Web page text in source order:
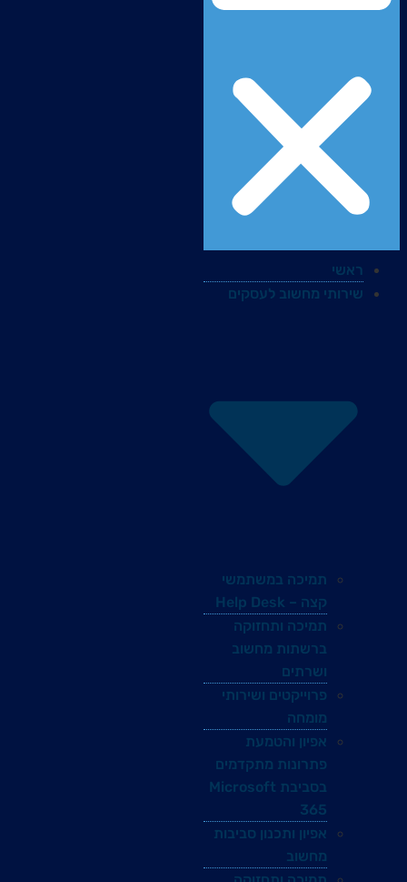
ראשי
שירותי מחשוב לעסקים
תמיכה במשתמשי
קצה – Help Desk
תמיכה ותחזוקה
ברשתות מחשוב
ושרתים
פרוייקטים ושירותי
מומחה
אפיון והטמעת
פתרונות מתקדמים
בסביבת Microsoft
365
אפיון ותכנון סביבות
מחשוב